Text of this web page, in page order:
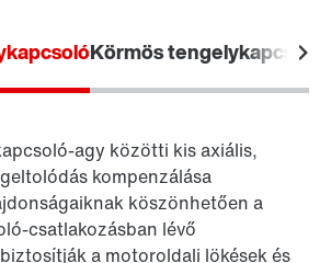
Körmös tengelykapcsoló
agy közötti kis axiális,
kompenzálása
köszönhetően a
csatlakozásban lévő
a motoroldali lökések és